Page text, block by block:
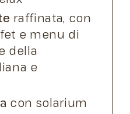
raffinata, con
e menu di
della
e
con solarium